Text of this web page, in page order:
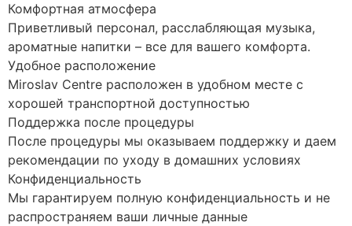
Комфортная атмосфера
Приветливый персонал, расслабляющая музыка,
ароматные напитки – все для вашего комфорта.
Удобное расположение
Miroslav Centre расположен в удобном месте с
хорошей транспортной доступностью
Поддержка после процедуры
После процедуры мы оказываем поддержку и даем
рекомендации по уходу в домашних условиях
Конфиденциальность
Мы гарантируем полную конфиденциальность и не
распространяем ваши личные данные